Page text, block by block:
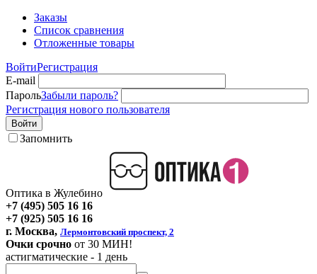
Заказы
Список сравнения
Отложенные товары
ВойтиРегистрация
E-mail
ПарольЗабыли пароль?
Регистрация нового пользователя
Войти
Запомнить
Оптика в Жулебино
+7 (495) 505 16 16
+7 (925) 505 16 16
г. Москва, Лермонтовский проспект, 2
Очки срочно от 30 МИН!
астигматические - 1 день